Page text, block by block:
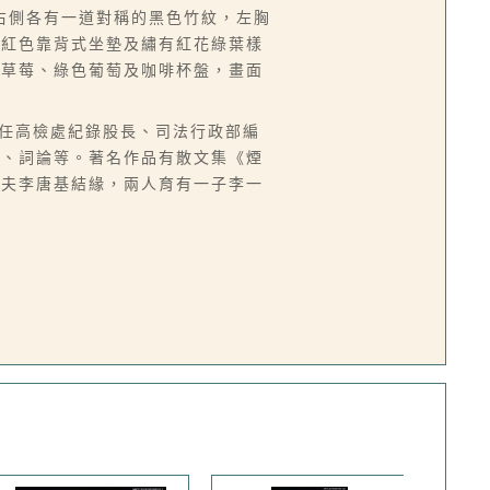
各有一道對稱的黑色竹紋，左胸
色靠背式坐墊及繡有紅花綠葉樣
莓、綠色葡萄及咖啡杯盤，畫面
高檢處紀錄股長、司法行政部編
詞論等。著名作品有散文集《煙
李唐基結緣，兩人育有一子李一